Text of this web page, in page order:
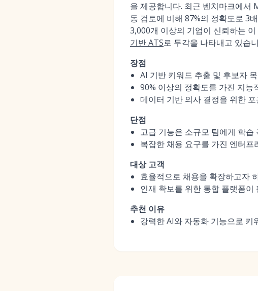
을 제공합니다. 최근 벤치마크에서
동 검토에 비해 87%의 정확도로 3
3,000개 이상의 기업이 신뢰하는
기반 ATS로 두각을 나타내고 있습
장점
AI 기반 키워드 추출 및 후보자
90% 이상의 정확도를 가진 지능
데이터 기반 의사 결정을 위한
단점
고급 기능은 소규모 팀에게 학습
복잡한 채용 요구를 가진 엔터프
대상 고객
효율적으로 채용을 확장하고자
인재 확보를 위한 통합 플랫폼이
추천 이유
강력한 AI와 자동화 기능으로 키